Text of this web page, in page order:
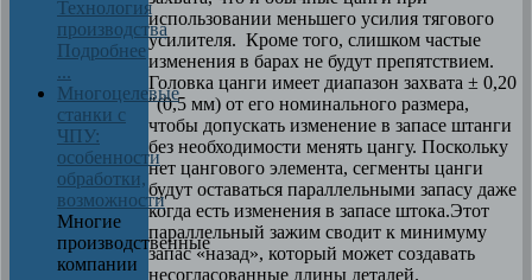
использовании меньшего усилия тягового
усилителя. Кроме того, слишком частые
изменения в барах не будут препятствием.
Головка цанги имеет диапазон захвата ± 0,20
"(0,5 мм) от его номинального размера,
чтобы допускать изменение в запасе штанги
без необходимости менять цангу. Поскольку
нет цангового элемента, сегменты цанги
будут оставаться параллельными запасу даже
когда есть изменения в запасе штока.Этот
параллельный зажим сводит к минимуму
запас «назад», который может создавать
несогласованные длины деталей.
Технология
производства
Подробнее
...
Многоцелевые
станки с
ЧПУ:
особенности
обработки,
возможности
Многие
производственные
компании